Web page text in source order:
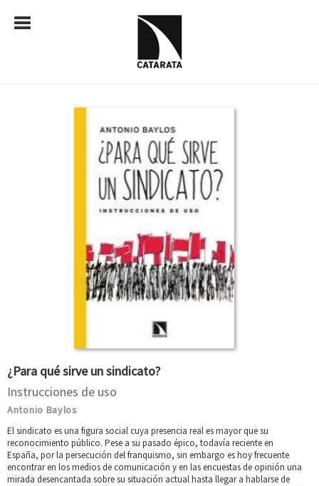
¿Para qué sirve un sindicato?
Instrucciones de uso
Antonio Baylos
El sindicato es una figura social cuya presencia real es mayor que su
reconocimiento público. Pese a su pasado épico, todavía reciente en
España, por la persecución del franquismo, sin embargo es hoy frecuente
encontrar en los medios de comunicación y en las encuestas de opinión una
mirada desencantada sobre su situación actual hasta llegar a hablarse de